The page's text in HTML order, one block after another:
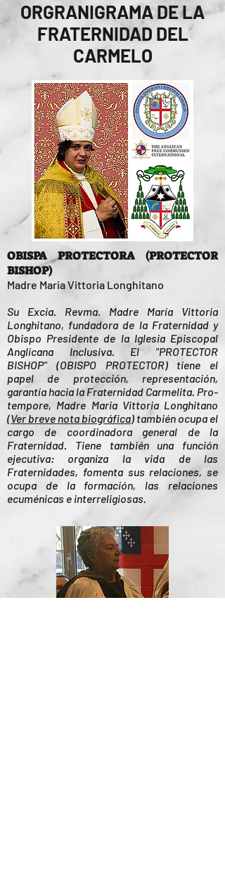
ORGRANIGRAMA DE LA
FRATERNIDAD DEL
CARMELO
OBISPA PROTECTORA (PROTECTOR
BISHOP)
Madre Maria Vittoria Longhitano
Su Excia. Revma. Madre María Vittoria
Longhitano, fundadora de la Fraternidad y
Obispo Presidente de la Iglesia Episcopal
Anglicana Inclusiva. El "PROTECTOR
BISHOP" (OBISPO PROTECTOR) tiene el
papel de protección, representación,
garantía hacia la Fraternidad Carmelita. Pro-
tempore, Madre Maria Vittoria Longhitano
(Ver breve nota biográfica) también ocupa el
cargo de coordinadora general de la
Fraternidad. Tiene también una función
ejecutiva: organiza la vida de las
Fraternidades, fomenta sus relaciones, se
ocupa de la formación, las relaciones
ecuménicas e interreligiosas.